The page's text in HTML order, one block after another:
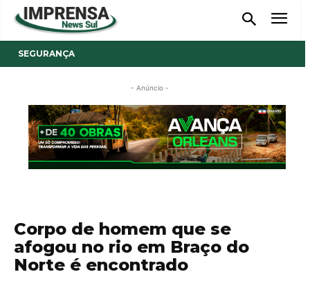
SEGURANÇA
- Anúncio -
Corpo de homem que se
afogou no rio em Braço do
Norte é encontrado